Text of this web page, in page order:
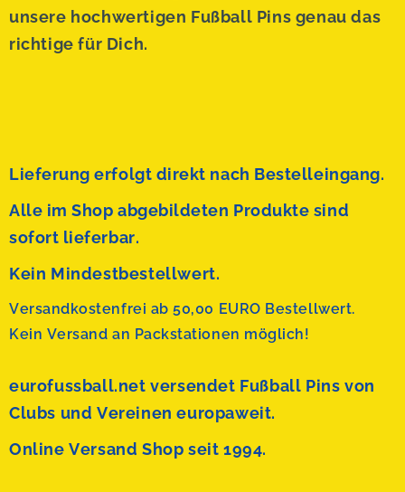
unsere hochwertigen Fußball Pins genau das
richtige für Dich.
Lieferung erfolgt direkt nach Bestelleingang.
Alle im Shop abgebildeten Produkte sind
sofort lieferbar.
Kein Mindestbestellwert.
Versandkostenfrei ab 50,00 EURO Bestellwert.
Kein Versand an Packstationen möglich!
eurofussball.net versendet Fußball Pins von
Clubs und Vereinen europaweit.
Online Versand Shop seit 1994.